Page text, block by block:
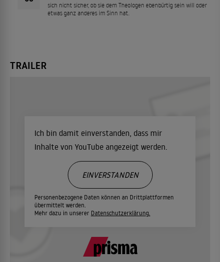
sich nicht sicher, ob sie dem Theologen ebenbürtig sein will oder
etwas ganz anderes im Sinn hat.
TRAILER
Ich bin damit einverstanden, dass mir
Inhalte von YouTube angezeigt werden.
Personenbezogene Daten können an Drittplattformen
übermittelt werden.
Mehr dazu in unserer Datenschutzerklärung.
EINVERSTANDEN